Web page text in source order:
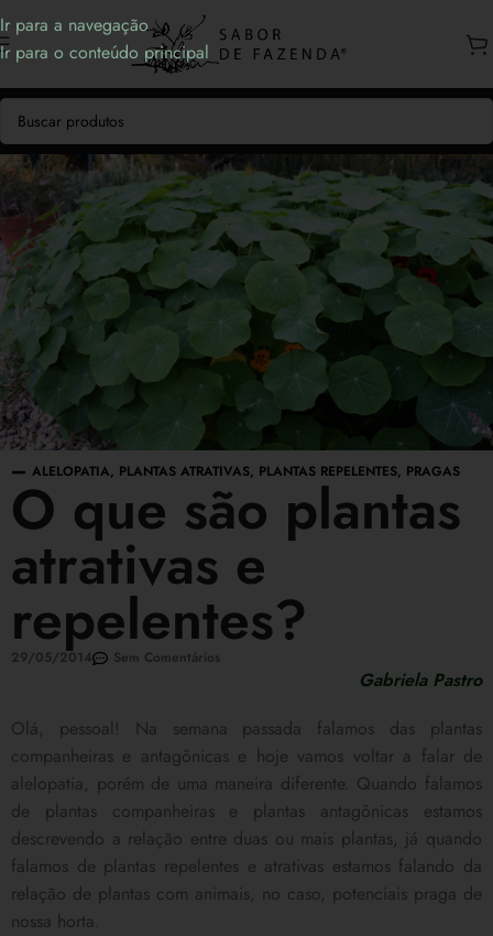
Ir para a navegação
Ir para o conteúdo principal
ALELOPATIA, PLANTAS ATRATIVAS, PLANTAS REPELENTES, PRAGAS
O que são plantas
atrativas e
repelentes?
29/05/2014 Sem Comentários
Gabriela Pastro
Olá, pessoal! Na semana passada falamos das plantas
companheiras e antagônicas e hoje vamos voltar a falar de
alelopatia, porém de uma maneira diferente. Quando falamos
de plantas companheiras e plantas antagônicas estamos
descrevendo a relação entre duas ou mais plantas, já quando
falamos de plantas repelentes e atrativas estamos falando da
relação de plantas com animais, no caso, potenciais praga de
nossa horta.